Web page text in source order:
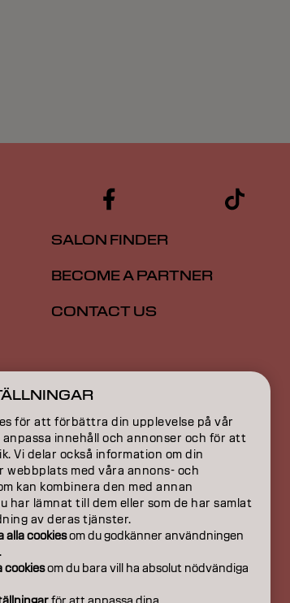
SALON FINDER
BECOME A PARTNER
CONTACT US
för att förbättra din upplevelse på vår
innehåll och annonser och för att
Vi delar också information om din
webbplats med våra annons- och
kan kombinera den med annan
har lämnat till dem eller som de har samlat
av deras tjänster.
alla cookiesom du godkänner användningen
cookiesom du bara vill ha absolut nödvändiga